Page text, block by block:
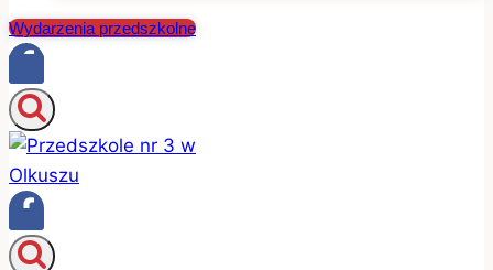
Wydarzenia przedszkolne